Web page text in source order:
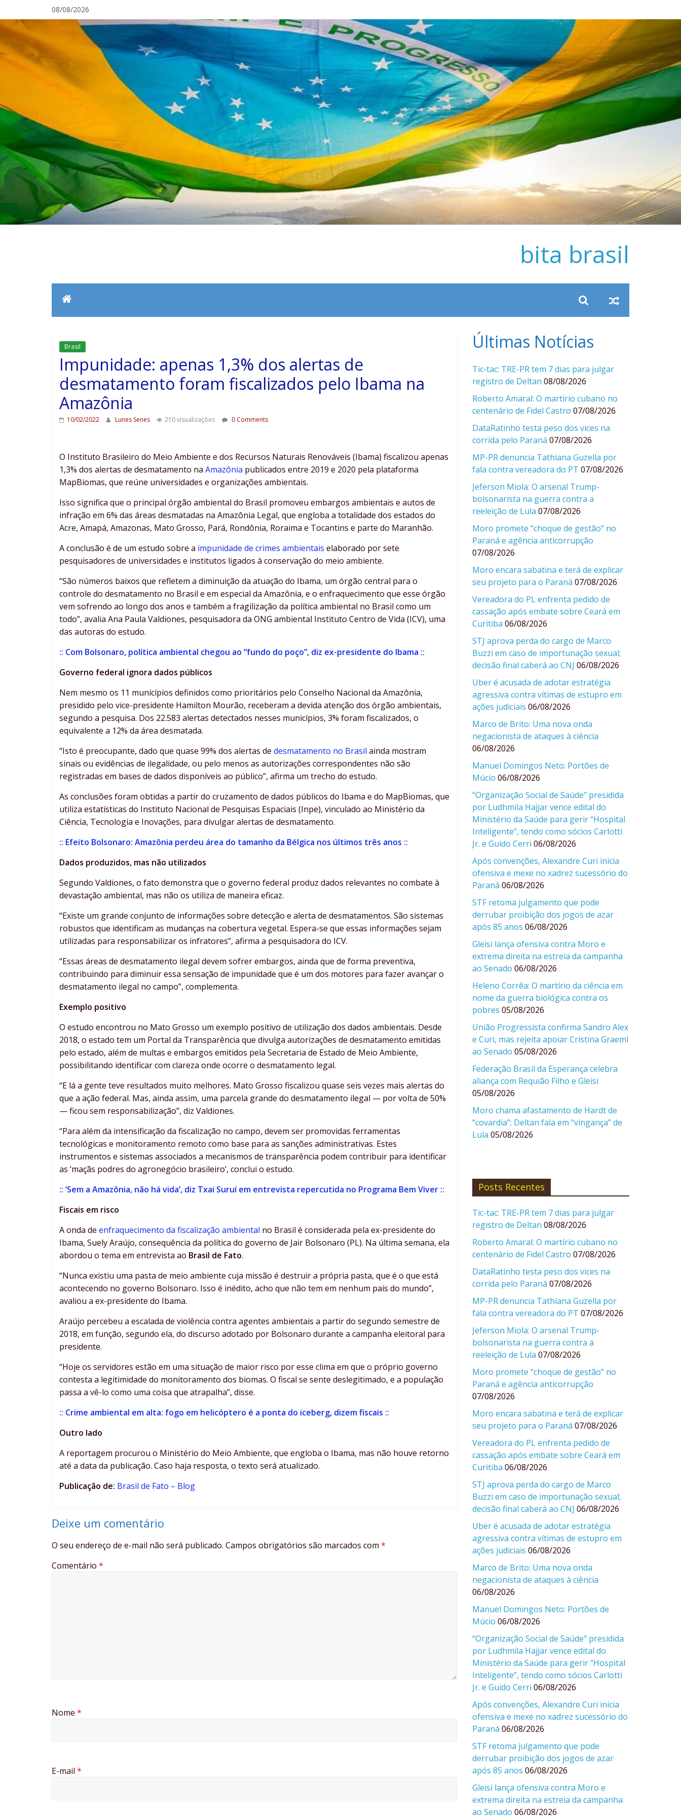
para
conteúdo
08/08/2026
bita brasil
Brasil
Impunidade: apenas 1,3% dos alertas de
desmatamento foram fiscalizados pelo Ibama na
Amazônia
10/02/2022 Lunes Senes 210 visualizações 0 Comments
O Instituto Brasileiro do Meio Ambiente e dos Recursos Naturais Renováveis (Ibama) fiscalizou apenas
1,3% dos alertas de desmatamento na Amazônia publicados entre 2019 e 2020 pela plataforma
MapBiomas, que reúne universidades e organizações ambientais.
Isso significa que o principal órgão ambiental do Brasil promoveu embargos ambientais e autos de
infração em 6% das áreas desmatadas na Amazônia Legal, que engloba a totalidade dos estados do
Acre, Amapá, Amazonas, Mato Grosso, Pará, Rondônia, Roraima e Tocantins e parte do Maranhão.
A conclusão é de um estudo sobre a impunidade de crimes ambientais elaborado por sete
pesquisadores de universidades e institutos ligados à conservação do meio ambiente.
“São números baixos que refletem a diminuição da atuação do Ibama, um órgão central para o
controle do desmatamento no Brasil e em especial da Amazônia, e o enfraquecimento que esse órgão
vem sofrendo ao longo dos anos e também a fragilização da política ambiental no Brasil como um
todo”, avalia Ana Paula Valdiones, pesquisadora da ONG ambiental Instituto Centro de Vida (ICV), uma
das autoras do estudo.
:: Com Bolsonaro, política ambiental chegou ao “fundo do poço”, diz ex-presidente do Ibama ::
Governo federal ignora dados públicos
Nem mesmo os 11 municípios definidos como prioritários pelo Conselho Nacional da Amazônia,
presidido pelo vice-presidente Hamilton Mourão, receberam a devida atenção dos órgão ambientais,
segundo a pesquisa. Dos 22.583 alertas detectados nesses municípios, 3% foram fiscalizados, o
equivalente a 12% da área desmatada.
“Isto é preocupante, dado que quase 99% dos alertas de desmatamento no Brasil ainda mostram
sinais ou evidências de ilegalidade, ou pelo menos as autorizações correspondentes não são
registradas em bases de dados disponíveis ao público”, afirma um trecho do estudo.
As conclusões foram obtidas a partir do cruzamento de dados públicos do Ibama e do MapBiomas, que
utiliza estatísticas do Instituto Nacional de Pesquisas Espaciais (Inpe), vinculado ao Ministério da
Ciência, Tecnologia e Inovações, para divulgar alertas de desmatamento.
:: Efeito Bolsonaro: Amazônia perdeu área do tamanho da Bélgica nos últimos três anos ::
Dados produzidos, mas não utilizados
Segundo Valdiones, o fato demonstra que o governo federal produz dados relevantes no combate à
devastação ambiental, mas não os utiliza de maneira eficaz.
“Existe um grande conjunto de informações sobre detecção e alerta de desmatamentos. São sistemas
robustos que identificam as mudanças na cobertura vegetal. Espera-se que essas informações sejam
utilizadas para responsabilizar os infratores”, afirma a pesquisadora do ICV.
“Essas áreas de desmatamento ilegal devem sofrer embargos, ainda que de forma preventiva,
contribuindo para diminuir essa sensação de impunidade que é um dos motores para fazer avançar o
desmatamento ilegal no campo”, complementa.
Exemplo positivo
O estudo encontrou no Mato Grosso um exemplo positivo de utilização dos dados ambientais. Desde
2018, o estado tem um Portal da Transparência que divulga autorizações de desmatamento emitidas
pelo estado, além de multas e embargos emitidos pela Secretaria de Estado de Meio Ambiente,
possibilitando identificar com clareza onde ocorre o desmatamento legal.
“E lá a gente teve resultados muito melhores. Mato Grosso fiscalizou quase seis vezes mais alertas do
que a ação federal. Mas, ainda assim, uma parcela grande do desmatamento ilegal — por volta de 50%
— ficou sem responsabilização”, diz Valdiones.
“Para além da intensificação da fiscalização no campo, devem ser promovidas ferramentas
tecnológicas e monitoramento remoto como base para as sanções administrativas. Estes
instrumentos e sistemas associados a mecanismos de transparência podem contribuir para identificar
as ‘maçãs podres do agronegócio brasileiro’, conclui o estudo.
:: ‘Sem a Amazônia, não há vida’, diz Txai Suruí em entrevista repercutida no Programa Bem Viver ::
Fiscais em risco
A onda de enfraquecimento da fiscalização ambiental no Brasil é considerada pela ex-presidente do
Ibama, Suely Araújo, consequência da política do governo de Jair Bolsonaro (PL). Na última semana, ela
abordou o tema em entrevista ao Brasil de Fato.
“Nunca existiu uma pasta de meio ambiente cuja missão é destruir a própria pasta, que é o que está
acontecendo no governo Bolsonaro. Isso é inédito, acho que não tem em nenhum país do mundo”,
avaliou a ex-presidente do Ibama.
Araújo percebeu a escalada de violência contra agentes ambientais a partir do segundo semestre de
2018, em função, segundo ela, do discurso adotado por Bolsonaro durante a campanha eleitoral para
presidente.
“Hoje os servidores estão em uma situação de maior risco por esse clima em que o próprio governo
contesta a legitimidade do monitoramento dos biomas. O fiscal se sente deslegitimado, e a população
passa a vê-lo como uma coisa que atrapalha”, disse.
:: Crime ambiental em alta: fogo em helicóptero é a ponta do iceberg, dizem fiscais ::
Outro lado
A reportagem procurou o Ministério do Meio Ambiente, que engloba o Ibama, mas não houve retorno
até a data da publicação. Caso haja resposta, o texto será atualizado.
Publicação de: Brasil de Fato – Blog
Deixe um comentário
O seu endereço de e-mail não será publicado. Campos obrigatórios são marcados com *
Comentário *
Nome *
E-mail *
Últimas Notícias
Tic-tac: TRE-PR tem 7 dias para julgar
registro de Deltan 08/08/2026
Roberto Amaral: O martírio cubano no
centenário de Fidel Castro 07/08/2026
DataRatinho testa peso dos vices na
corrida pelo Paraná 07/08/2026
MP-PR denuncia Tathiana Guzella por
fala contra vereadora do PT 07/08/2026
Jeferson Miola: O arsenal Trump-
bolsonarista na guerra contra a
reeleição de Lula 07/08/2026
Moro promete “choque de gestão” no
Paraná e agência anticorrupção
07/08/2026
Moro encara sabatina e terá de explicar
seu projeto para o Paraná 07/08/2026
Vereadora do PL enfrenta pedido de
cassação após embate sobre Ceará em
Curitiba 06/08/2026
STJ aprova perda do cargo de Marco
Buzzi em caso de importunação sexual;
decisão final caberá ao CNJ 06/08/2026
Uber é acusada de adotar estratégia
agressiva contra vítimas de estupro em
ações judiciais 06/08/2026
Marco de Brito: Uma nova onda
negacionista de ataques à ciência
06/08/2026
Manuel Domingos Neto: Portões de
Múcio 06/08/2026
“Organização Social de Saúde” presidida
por Ludhmila Hajjar vence edital do
Ministério da Saúde para gerir “Hospital
Inteligente”, tendo como sócios Carlotti
Jr. e Guido Cerri 06/08/2026
Após convenções, Alexandre Curi inicia
ofensiva e mexe no xadrez sucessório do
Paraná 06/08/2026
STF retoma julgamento que pode
derrubar proibição dos jogos de azar
após 85 anos 06/08/2026
Gleisi lança ofensiva contra Moro e
extrema direita na estreia da campanha
ao Senado 06/08/2026
Heleno Corrêa: O martírio da ciência em
nome da guerra biológica contra os
pobres 05/08/2026
União Progressista confirma Sandro Alex
e Curi, mas rejeita apoiar Cristina Graeml
ao Senado 05/08/2026
Federação Brasil da Esperança celebra
aliança com Requião Filho e Gleisi
05/08/2026
Moro chama afastamento de Hardt de
“covardia”; Deltan fala em “vingança” de
Lula 05/08/2026
Posts Recentes
Tic-tac: TRE-PR tem 7 dias para julgar
registro de Deltan 08/08/2026
Roberto Amaral: O martírio cubano no
centenário de Fidel Castro 07/08/2026
DataRatinho testa peso dos vices na
corrida pelo Paraná 07/08/2026
MP-PR denuncia Tathiana Guzella por
fala contra vereadora do PT 07/08/2026
Jeferson Miola: O arsenal Trump-
bolsonarista na guerra contra a
reeleição de Lula 07/08/2026
Moro promete “choque de gestão” no
Paraná e agência anticorrupção
07/08/2026
Moro encara sabatina e terá de explicar
seu projeto para o Paraná 07/08/2026
Vereadora do PL enfrenta pedido de
cassação após embate sobre Ceará em
Curitiba 06/08/2026
STJ aprova perda do cargo de Marco
Buzzi em caso de importunação sexual;
decisão final caberá ao CNJ 06/08/2026
Uber é acusada de adotar estratégia
agressiva contra vítimas de estupro em
ações judiciais 06/08/2026
Marco de Brito: Uma nova onda
negacionista de ataques à ciência
06/08/2026
Manuel Domingos Neto: Portões de
Múcio 06/08/2026
“Organização Social de Saúde” presidida
por Ludhmila Hajjar vence edital do
Ministério da Saúde para gerir “Hospital
Inteligente”, tendo como sócios Carlotti
Jr. e Guido Cerri 06/08/2026
Após convenções, Alexandre Curi inicia
ofensiva e mexe no xadrez sucessório do
Paraná 06/08/2026
STF retoma julgamento que pode
derrubar proibição dos jogos de azar
após 85 anos 06/08/2026
Gleisi lança ofensiva contra Moro e
extrema direita na estreia da campanha
ao Senado 06/08/2026